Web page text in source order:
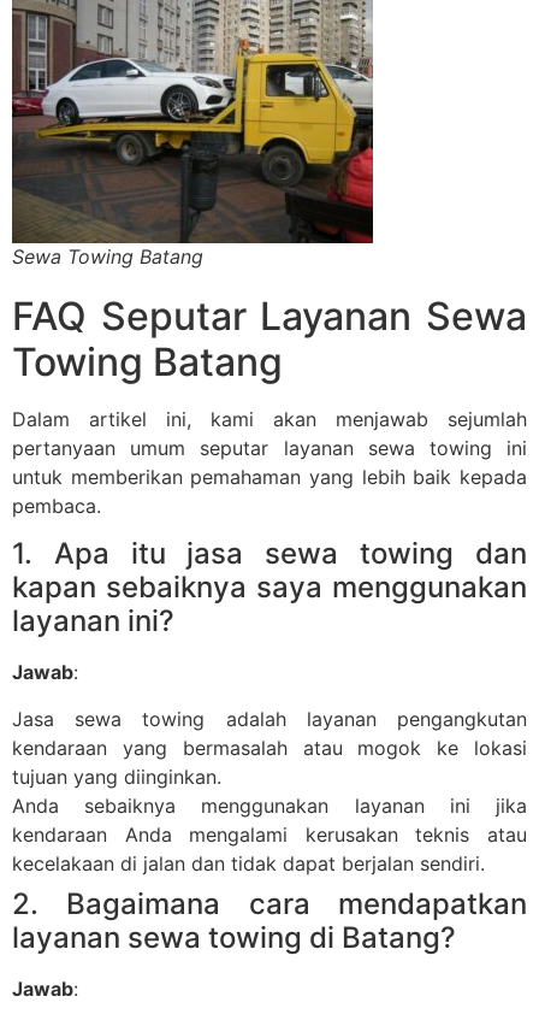
Sewa Towing Batang
FAQ Seputar Layanan Sewa
Towing Batang
Dalam artikel ini, kami akan menjawab sejumlah
pertanyaan umum seputar layanan sewa towing ini
untuk memberikan pemahaman yang lebih baik kepada
pembaca.
1. Apa itu jasa sewa towing dan
kapan sebaiknya saya menggunakan
layanan ini?
Jawab:
Jasa sewa towing adalah layanan pengangkutan
kendaraan yang bermasalah atau mogok ke lokasi
tujuan yang diinginkan.
Anda sebaiknya menggunakan layanan ini jika
kendaraan Anda mengalami kerusakan teknis atau
kecelakaan di jalan dan tidak dapat berjalan sendiri.
2. Bagaimana cara mendapatkan
layanan sewa towing di Batang?
Jawab: